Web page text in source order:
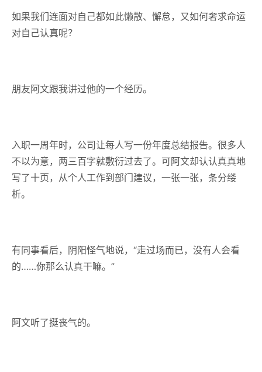
如果我们连面对自己都如此懒散、懈怠，又如何奢求命运
对自己认真呢？
朋友阿文跟我讲过他的一个经历。
入职一周年时，公司让每人写一份年度总结报告。很多人
不以为意，两三百字就敷衍过去了。可阿文却认认真真地
写了十页，从个人工作到部门建议，一张一张，条分缕
析。
有同事看后，阴阳怪气地说，“走过场而已，没有人会看
的……你那么认真干嘛。”
阿文听了挺丧气的。